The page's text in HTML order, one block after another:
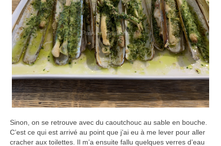
Sinon, on se retrouve avec du caoutchouc au sable en bouche.
C’est ce qui est arrivé au point que j’ai eu à me lever pour aller
cracher aux toilettes. Il m’a ensuite fallu quelques verres d’eau